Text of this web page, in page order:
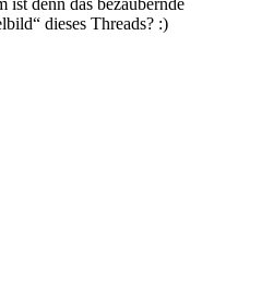
dieses Threads? :)